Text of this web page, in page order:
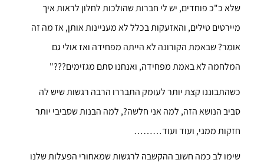
שלא כ"כ פוחדים, יש לי חברות שהולכות לחלון לראות איך
מיירטים טילים, והאזעקות בכלל לא מעניינות אותן, אז מה זה
אומר? שבאמת הקורונה לא הייתה מפחידה ואז אולי גם
המלחמה לא באמת מפחידה, ואנחנו סתם מגזימים???"
כשהתבוננו קצת יותר לעומק התבררו הרבה רגשות שיש לה
סביב הנושא הזה, למה אני חלשה?, למה הבנות שסביבי יותר
חזקות ממני, ועוד ועוד………
שימו לב כמה חשוב ההקשבה לרגשות שמאחורי הפעלות שלנו